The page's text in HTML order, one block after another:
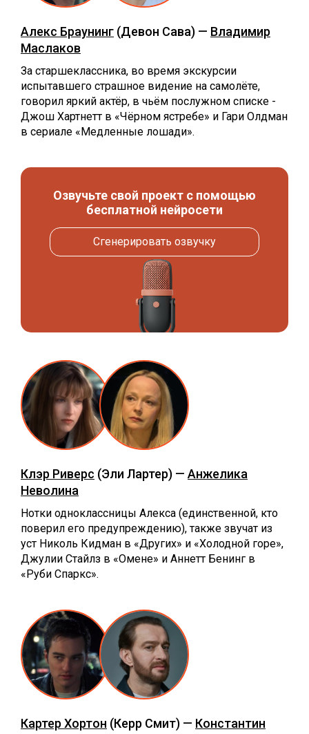
Алекс Браунинг (Девон Сава) — Владимир
Маслаков
За старшеклассника, во время экскурсии
испытавшего страшное видение на самолёте,
говорил яркий актёр, в чьём послужном списке -
Джош Хартнетт в «Чёрном ястребе» и Гари Олдман
в сериале «Медленные лошади».
Озвучьте свой проект с помощью
бесплатной нейросети
Сгенерировать озвучку
Клэр Риверс (Эли Лартер) — Анжелика
Неволина
Нотки одноклассницы Алекса (единственной, кто
поверил его предупреждению), также звучат из
уст Николь Кидман в «Других» и «Холодной горе»,
Джулии Стайлз в «Омене» и Аннетт Бенинг в
«Руби Спаркс».
Картер Хортон (Керр Смит) — Константин